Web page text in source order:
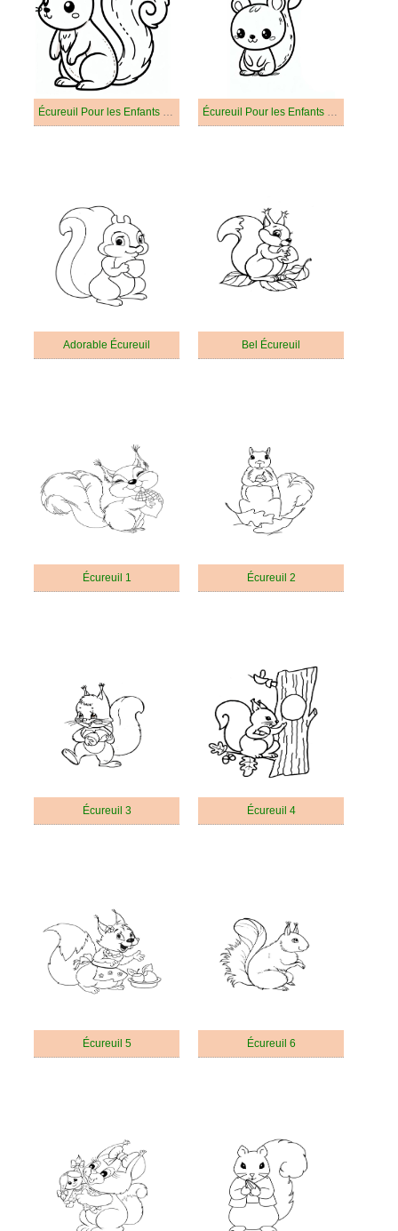
Écureuil Pour les Enfants De 5 An Écureuil Pour les Enfants De 6 An
Adorable Écureuil Bel Écureuil
Écureuil 1 Écureuil 2
Écureuil 3 Écureuil 4
Écureuil 5 Écureuil 6